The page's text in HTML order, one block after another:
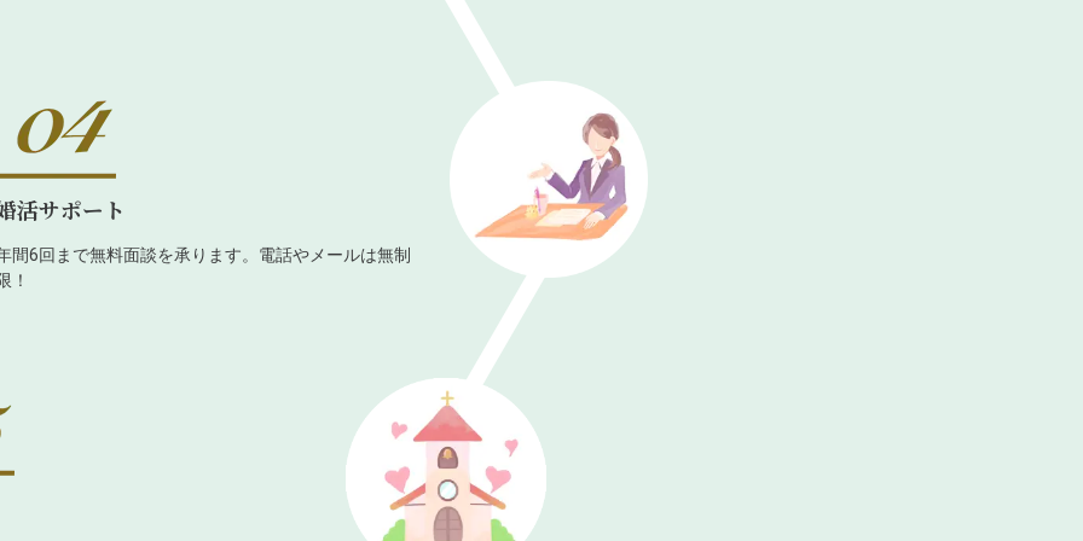
活サポート
間6回まで無料面談を承ります。電話やメールは無制
！